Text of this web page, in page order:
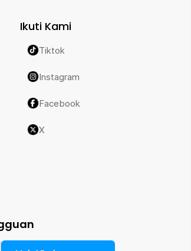
Ikuti Kami
Tiktok
Instagram
Facebook
X